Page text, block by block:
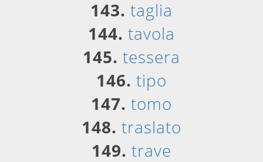
143. taglia
144. tavola
145. tessera
146. tipo
147. tomo
148. traslato
149. trave